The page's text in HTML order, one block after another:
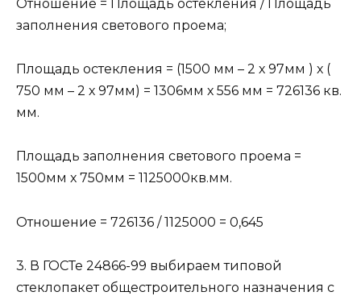
Отношение = Площадь остекления / Площадь
заполнения светового проема;
Площадь остекления = (1500 мм – 2 х 97мм ) х (
750 мм – 2 х 97мм) = 1306мм х 556 мм = 726136 кв.
мм.
Площадь заполнения светового проема =
1500мм х 750мм = 1125000кв.мм.
Отношение = 726136 / 1125000 = 0,645
3. В ГОСТе 24866-99 выбираем типовой
стеклопакет общестроительного назначения с